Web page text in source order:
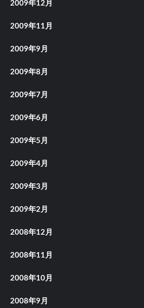
2009年12月
2009年11月
2009年9月
2009年8月
2009年7月
2009年6月
2009年5月
2009年4月
2009年3月
2009年2月
2008年12月
2008年11月
2008年10月
2008年9月